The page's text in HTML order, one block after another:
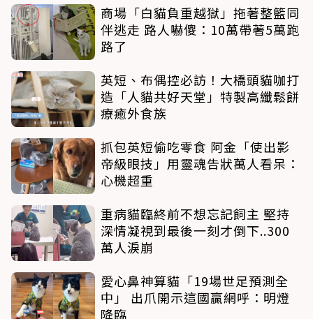
商場「白貓負重越獄」拖著整籃同
伴逃走 路人嚇傻：10萬帶著5萬跑
路了
英短、布偶控必訪！大橋頭貓咖打
造「人貓共好天堂」特製高纖鬆餅
療癒外食族
抓包英短偷吃零食 阿金「使出影
帝級眼技」用靈魂告狀萬人看呆：
心機超重
重病貓臨終前不想忘記飼主 堅持
深情凝視到最後一刻才倒下..300
萬人淚崩
愛心鼻神算貓「19場世足預測全
中」 出爪開示這國贏網呼：明燈
降臨